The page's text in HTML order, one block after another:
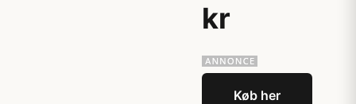
kr
Køb her